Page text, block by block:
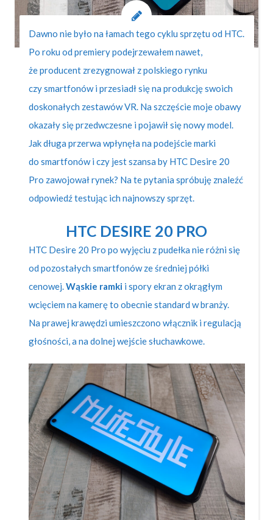
Dawno nie było na łamach tego cyklu sprzętu od HTC.
Po roku od premiery podejrzewałem nawet,
że producent zrezygnował z polskiego rynku
czy smartfonów i przesiadł się na produkcję swoich
doskonałych zestawów VR. Na szczęście moje obawy
okazały się przedwczesne i pojawił się nowy model.
Jak długa przerwa wpłynęła na podejście marki
do smartfonów i czy jest szansa by HTC Desire 20
Pro zawojował rynek? Na te pytania spróbuję znaleźć
odpowiedź testując ich najnowszy sprzęt.
HTC DESIRE 20 PRO
HTC Desire 20 Pro po wyjęciu z pudełka nie różni się
od pozostałych smartfonów ze średniej półki
cenowej.Wąskie ramkii spory ekran z okrągłym
wcięciem na kamerę to obecnie standard w branży.
Na prawej krawędzi umieszczono włącznik i regulacją
głośności, a na dolnej wejście słuchawkowe.